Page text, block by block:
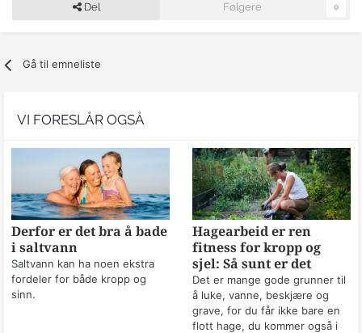
Del Følgere 0
Gå til emneliste
VI FORESLÅR OGSÅ
Derfor er det bra å bade
i saltvann
Saltvann kan ha noen ekstra
fordeler for både kropp og
sinn.
Hagearbeid er ren
fitness for kropp og
sjel: Så sunt er det
Det er mange gode grunner til
å luke, vanne, beskjære og
grave, for du får ikke bare en
flott hage, du kommer også i